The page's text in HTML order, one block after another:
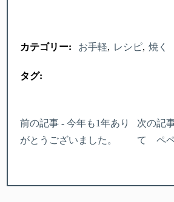
カテゴリー: お手軽 レシピ 焼く
タグ:
前の記事 - 今年も1年あり
がとうございました。
次の記
て ペペ